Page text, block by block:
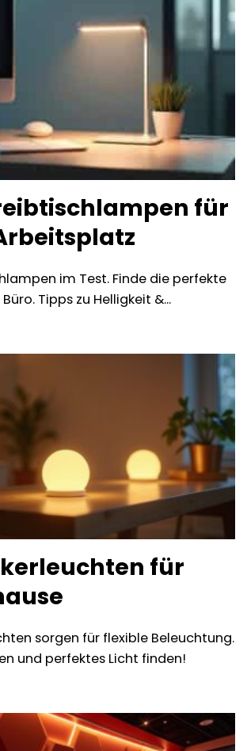
für
im Test. Finde die perfekte
Tipps zu Helligkeit &...
für
sorgen für flexible Beleuchtung.
und perfektes Licht finden!